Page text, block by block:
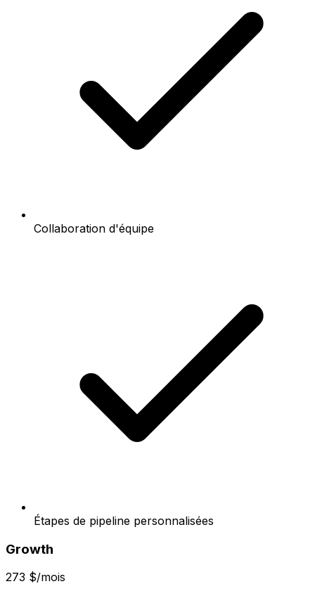
Collaboration d'équipe
Étapes de pipeline personnalisées
Growth
273 $/mois